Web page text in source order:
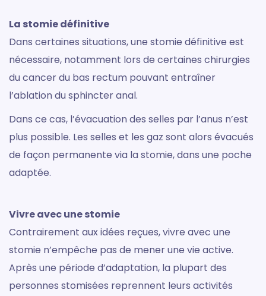
La stomie définitive
Dans certaines situations, une stomie définitive est
nécessaire, notamment lors de certaines chirurgies
du cancer du bas rectum pouvant entraîner
l’ablation du sphincter anal.
Dans ce cas, l’évacuation des selles par l’anus n’est
plus possible. Les selles et les gaz sont alors évacués
de façon permanente via la stomie, dans une poche
adaptée.
Vivre avec une stomie
Contrairement aux idées reçues, vivre avec une
stomie n’empêche pas de mener une vie active.
Après une période d’adaptation, la plupart des
personnes stomisées reprennent leurs activités